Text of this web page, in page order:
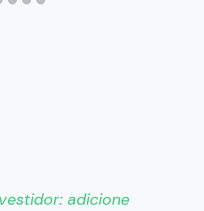
adicione